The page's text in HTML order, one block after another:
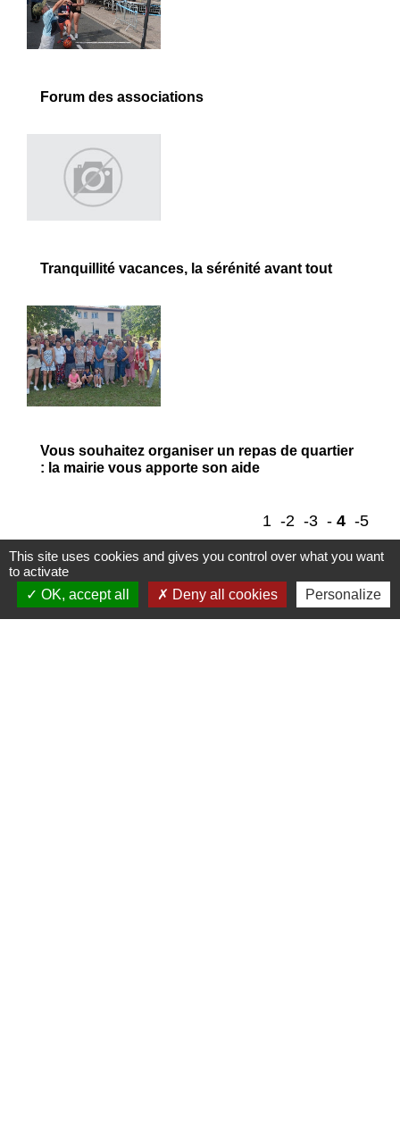
Forum des associations
Tranquillité vacances, la sérénité avant tout
Vous souhaitez organiser un repas de quartier
: la mairie vous apporte son aide
1 -2 -3 - 4 -5
Contacts
This site uses cookies and gives you control over what you want
to activate
OK, accept all
Deny all cookies Personalize